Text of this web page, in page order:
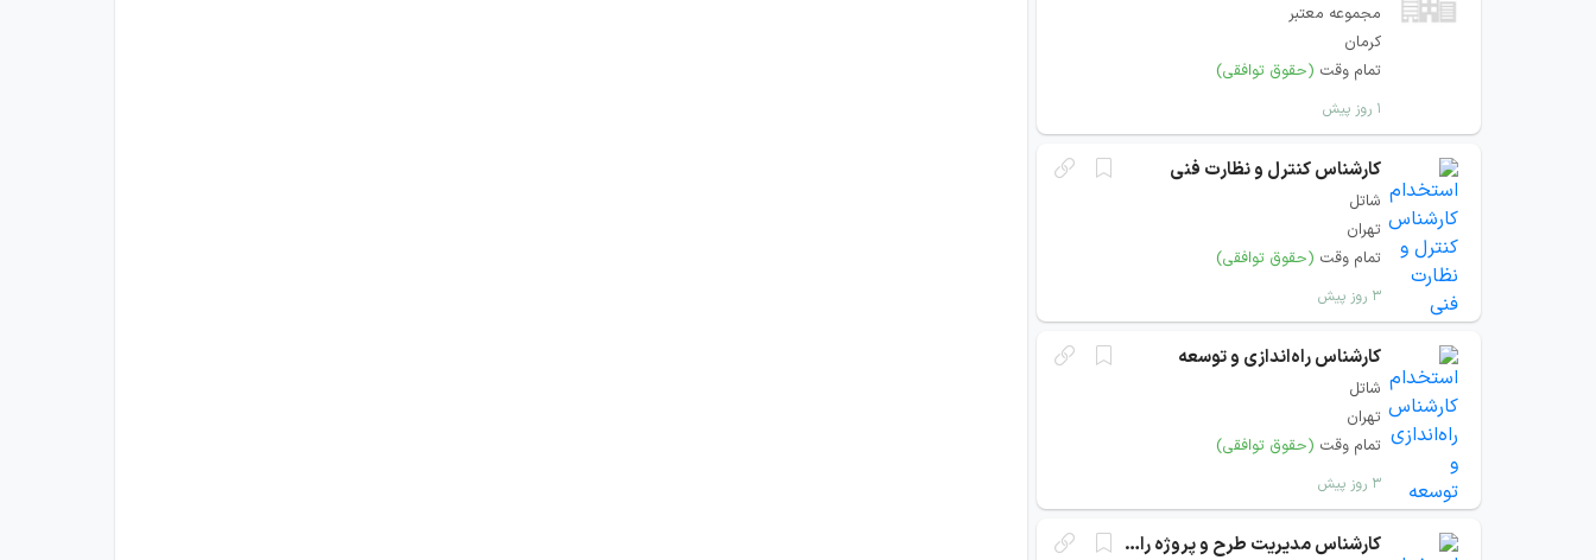
مجموعه معتبر
کرمان
تمام وقت (حقوق توافقی)
۱ روز پیش
کارشناس کنترل و نظارت فنی
شاتل
تهران
تمام وقت (حقوق توافقی)
۳ روز پیش
کارشناس راه‌اندازی و توسعه
شاتل
تهران
تمام وقت (حقوق توافقی)
۳ روز پیش
کارشناس مدیریت طرح و پروژه‌ راهکار هوشمند